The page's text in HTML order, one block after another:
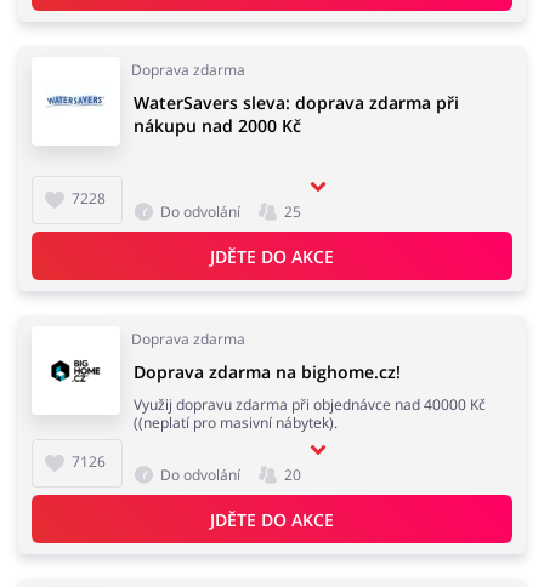
Doprava zdarma
7228
WaterSavers sleva: doprava zdarma při
nákupu nad 2000 Kč
Do odvolání 25
JDĚTE DO AKCE
Doprava zdarma
7126
Doprava zdarma na bighome.cz!
Využij dopravu zdarma při objednávce nad 40000 Kč
((neplatí pro masivní nábytek).
Do odvolání 20
JDĚTE DO AKCE